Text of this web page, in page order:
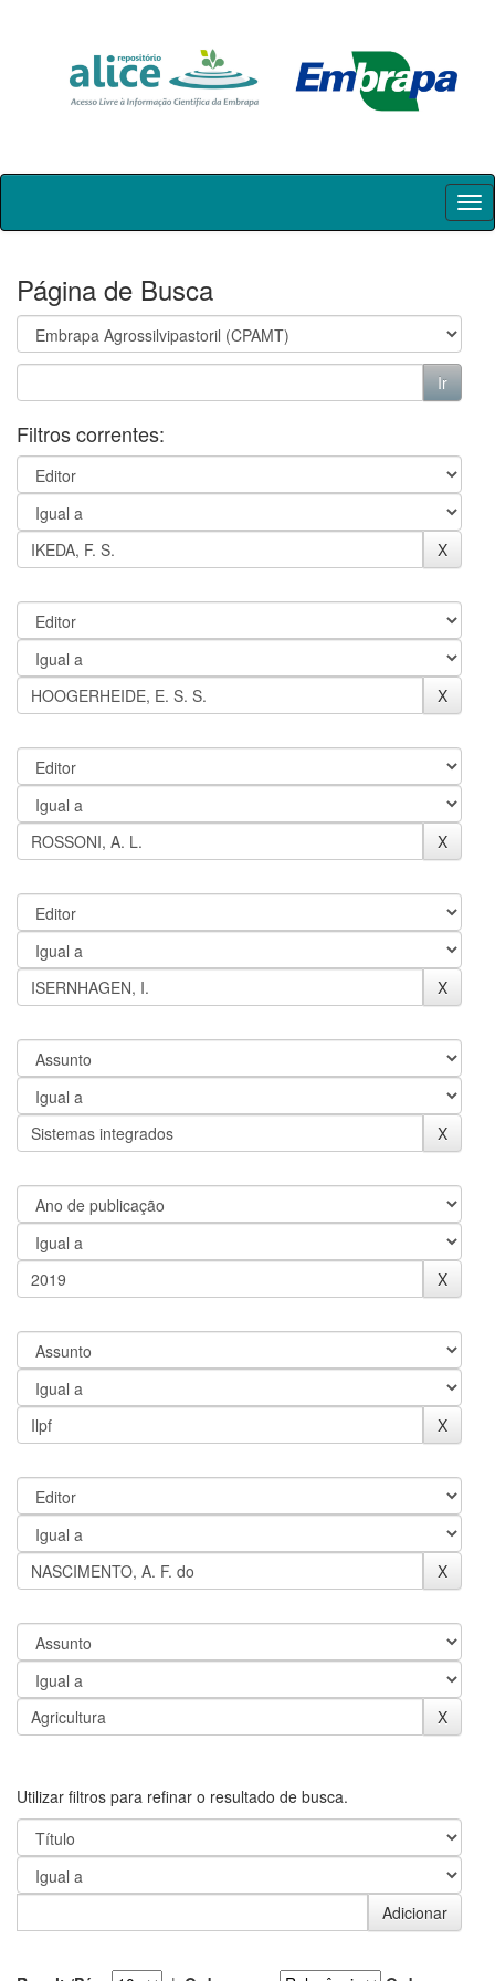
Skip
Página de Busca
Filtros correntes:
Utilizar filtros para refinar o resultado de busca.